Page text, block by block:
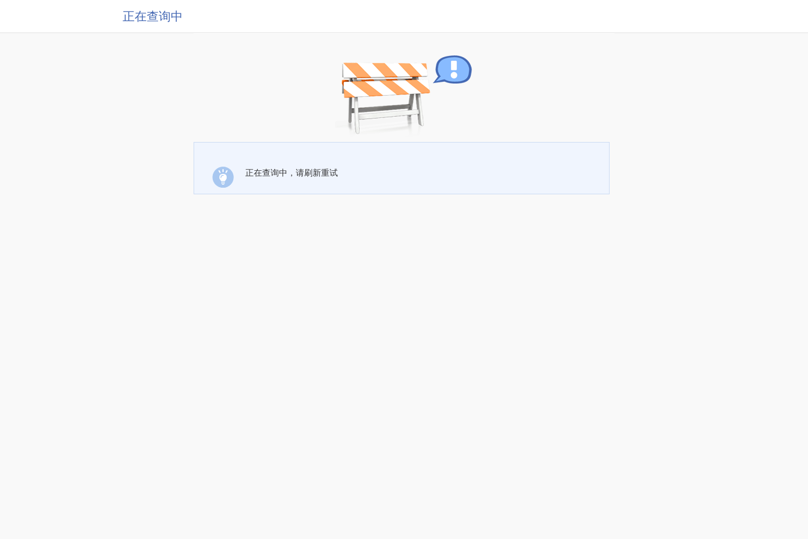
正在查询中
正在查询中，请刷新重试